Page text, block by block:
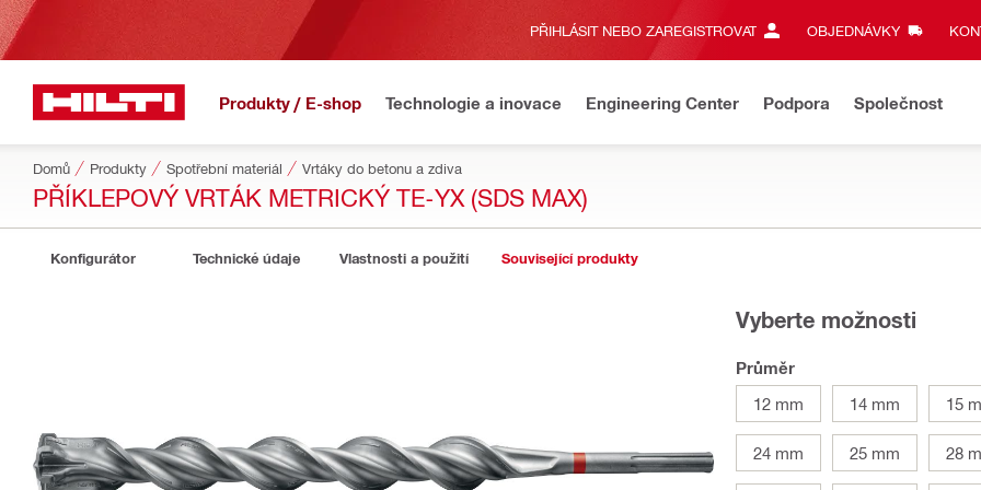
PŘIHLÁSIT NEBO ZAREGISTROVAT OBJEDNÁVKY
Produkty / E-shop Technologie a inovace Engineering Center Podpora Společnost
Domů Produkty Spotřební materiál Vrtáky do betonu a zdiva
PŘÍKLEPOVÝ VRTÁK METRICKÝ TE-YX (SDS MAX)
Konfigurátor Technické údaje Vlastnosti a použití Související produkty
Vyberte možnosti
Průměr
12 mm
14 mm 15
24 mm 25 mm 28